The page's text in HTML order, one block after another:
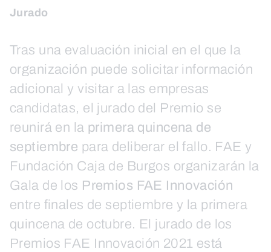
Jurado
Tras una evaluación inicial en el que la
organización puede solicitar información
adicional y visitar a las empresas
candidatas, el jurado del Premio se
reunirá en la primera quincena de
septiembre para deliberar el fallo. FAE y
Fundación Caja de Burgos organizarán la
Gala de los Premios FAE Innovación
entre finales de septiembre y la primera
quincena de octubre. El jurado de los
Premios FAE Innovación 2021 está